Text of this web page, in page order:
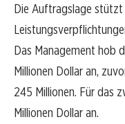
Die Auftragslage stützt
Das Management hob
Millionen Dollar an,
245 Millionen. Für das
Millionen Dollar an.